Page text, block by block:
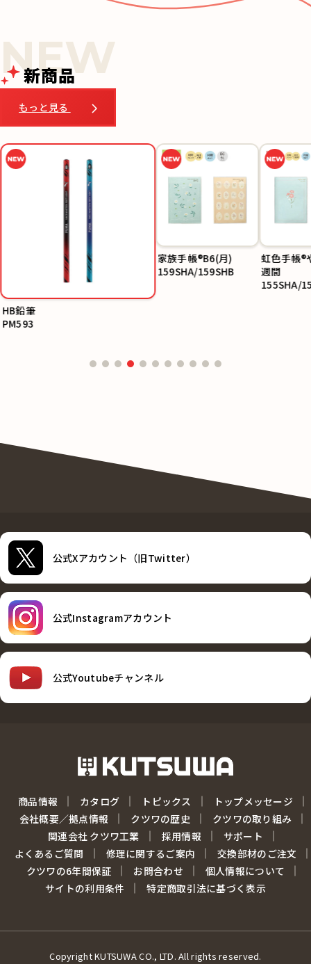
新商品
もっと見る
HB鉛筆
PM593
家族手帳®B6(月)
159SHA/159SHB
虹色手帳®
週間
155SHA/
公式Xアカウント（旧Twitter）
公式Instagramアカウント
公式Youtubeチャンネル
商品情報 カタログ トピックス
トップメッセージ
会社概要／拠点情報
クツワの歴史
クツワの取り組み
関連会社 クツワ工業
採用情報
サポート
よくあるご質問
修理に関するご案内
交換部材のご注文
クツワの6年間保証
お問合わせ
個人情報について
サイトの利用条件
特定商取引法に基づく表示
Copyright KUTSUWA CO., LTD. All rights reserved.